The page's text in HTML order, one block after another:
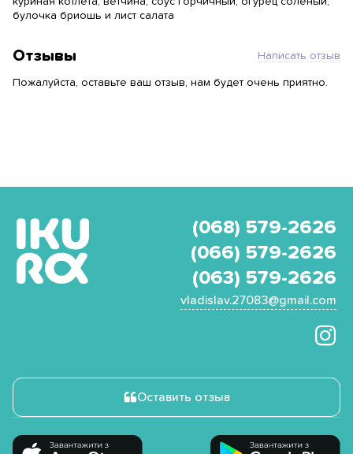
булочка бриошь и лист салата
Отзывы Написать отзыв
Пожалуйста, оставьте ваш отзыв, нам будет очень приятно.
(068) 579-2626
(066) 579-2626
(063) 579-2626
vladislav.27083@gmail.com
Оставить отзыв